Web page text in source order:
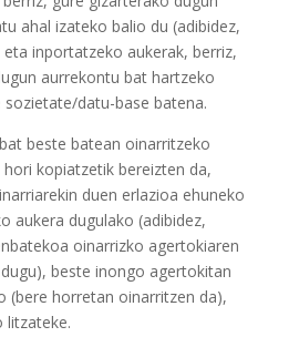
ahal izateko balio du (adibidez,
inportatzeko aukerak, berriz,
aurrekontu bat hartzeko
datu-base batena.
beste batean oinarritzeko
kopiatzetik bereizten da,
duen erlazioa ehuneko
aukera dugulako (adibidez,
oinarrizko agertokiaren
beste inongo agertokitan
(bere horretan oinarritzen da),
litzateke.